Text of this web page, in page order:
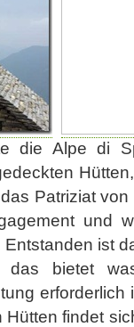
die Alpe di
Patriziat
und
ist
das bietet
erforderlich
findet